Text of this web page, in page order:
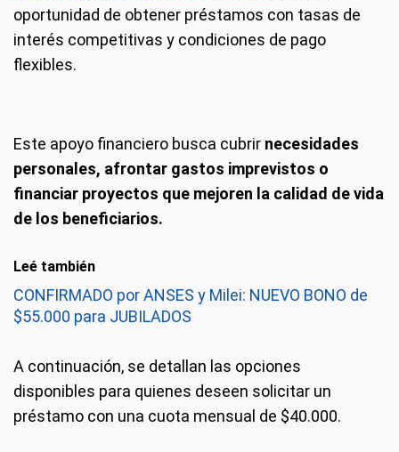
oportunidad de obtener préstamos con tasas de
interés competitivas y condiciones de pago
flexibles.
Este apoyo financiero busca cubrir necesidades
personales, afrontar gastos imprevistos o
financiar proyectos que mejoren la calidad de vida
de los beneficiarios.
Leé también
CONFIRMADO por ANSES y Milei: NUEVO BONO de
$55.000 para JUBILADOS
A continuación, se detallan las opciones
disponibles para quienes deseen solicitar un
préstamo con una cuota mensual de $40.000.